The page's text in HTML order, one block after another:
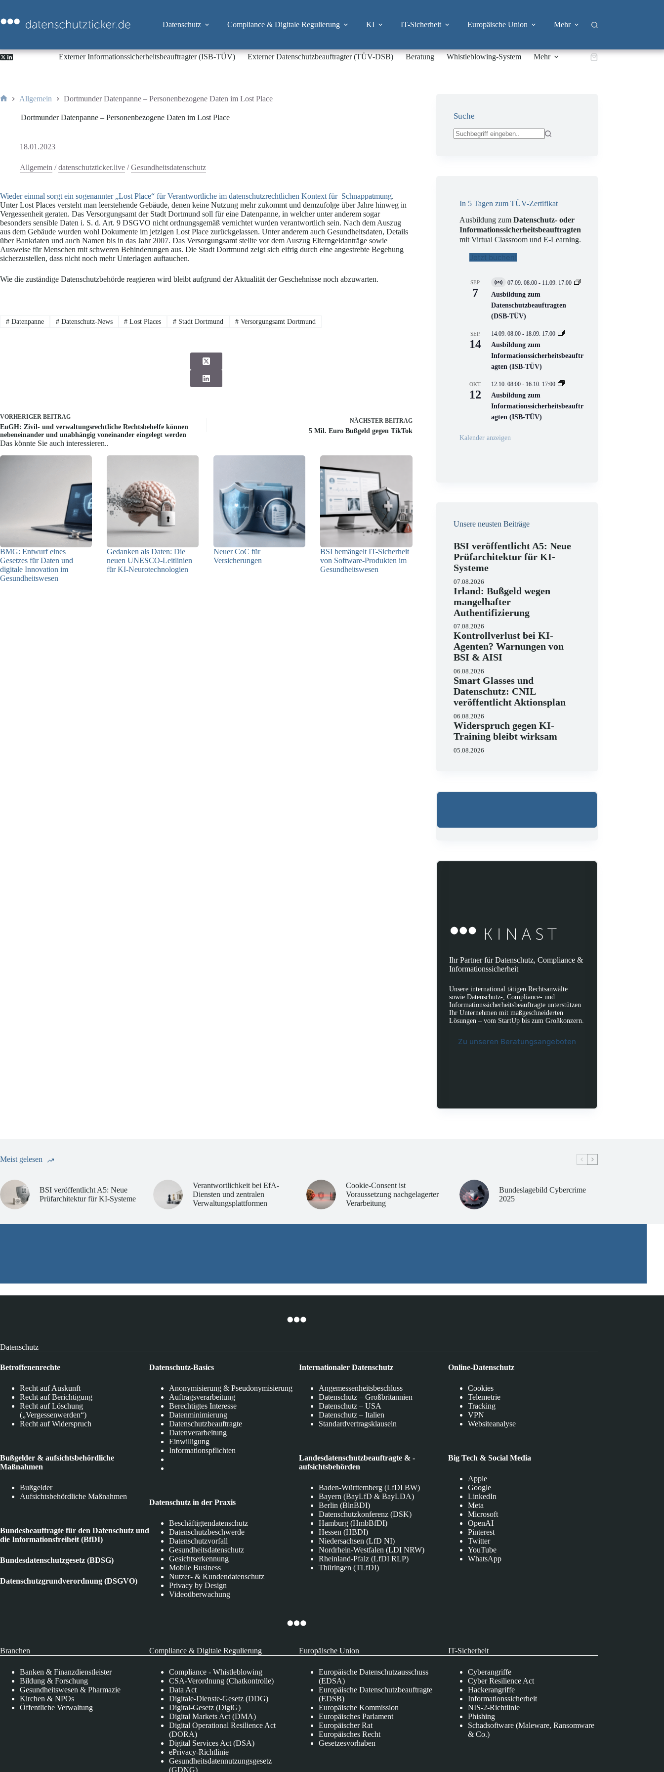
springen
Datenschutz Compliance & Digitale Regulierung KI IT-Sicherheit Europäische Union Mehr
Externer Informationssicherheitsbeauftragter (ISB-TÜV) Externer Datenschutzbeauftragter (TÜV-DSB) Beratung Whistleblowing-System Mehr Warenkorb
Allgemein Dortmunder Datenpanne – Personenbezogene Daten im Lost Place
Dortmunder Datenpanne – Personenbezogene Daten im Lost Place
18.01.2023
Allgemein /datenschutzticker.live /Gesundheitsdatenschutz
Wieder einmal sorgt ein sogenannter „Lost Place“ für Verantwortliche im datenschutzrechtlichen Kontext für Schnappatmung.
Unter Lost Places versteht man leerstehende Gebäude, denen keine Nutzung mehr zukommt und demzufolge über Jahre hinweg in
Vergessenheit geraten. Das Versorgungsamt der Stadt Dortmund soll für eine Datenpanne, in welcher unter anderem sogar
besonders sensible Daten i. S. d. Art. 9 DSGVO nicht ordnungsgemäß vernichtet wurden verantwortlich sein. Nach dem Auszug
aus dem Gebäude wurden wohl Dokumente im jetzigen Lost Place zurückgelassen. Unter anderem auch Gesundheitsdaten, Details
über Bankdaten und auch Namen bis in das Jahr 2007. Das Versorgungsamt stellte vor dem Auszug Elterngeldanträge sowie
Ausweise für Menschen mit schweren Behinderungen aus. Die Stadt Dortmund zeigt sich eifrig durch eine angestrebte Begehung
sicherzustellen, dass nicht noch mehr Unterlagen auftauchen.
Wie die zuständige Datenschutzbehörde reagieren wird bleibt aufgrund der Aktualität der Geschehnisse noch abzuwarten.
#Datenpanne #Datenschutz-News # Lost Places # Stadt Dortmund # Versorgungsamt Dortmund
VORHERIGER BEITRAG
EuGH: Zivil- und verwaltungsrechtliche Rechtsbehelfe können
nebeneinander und unabhängig voneinander eingelegt werden
NÄCHSTER BEITRAG
5 Mil. Euro Bußgeld gegen TikTok
Das könnte Sie auch interessieren..
BMG: Entwurf eines
Gesetzes für Daten und
digitale Innovation im
Gesundheitswesen
Gedanken als Daten: Die
neuen UNESCO-Leitlinien
für KI-Neurotechnologien
Neuer CoC für
Versicherungen
BSI bemängelt IT-Sicherheit
von Software-Produkten im
Gesundheitswesen
Suche
In 5 Tagen zum TÜV-Zertifikat
Ausbildung zumDatenschutz- oder
Informationssicherheitsbeauftragten
mit Virtual Classroom und E-Learning.
Jetzt buchen!
SEP.
7
V
i
t
u
l
V
e
r
n
s
t
a
t
n
07.09. 08:00 - 11.09. 17:00
Ausbildung zum
Datenschutzbeauftragten
(DSB-TÜV)
SEP.
14
14.09. 08:00 - 18.09. 17:00
Ausbildung zum
Informationssicherheitsbeauftr
agten (ISB-TÜV)
OKT.
12
12.10. 08:00 - 16.10. 17:00
Ausbildung zum
Informationssicherheitsbeauftr
agten (ISB-TÜV)
Kalender anzeigen
Unsere neusten Beiträge
BSI veröffentlicht A5: Neue
Prüfarchitektur für KI-
Systeme
07.08.2026
Irland: Bußgeld wegen
mangelhafter
Authentifizierung
07.08.2026
Kontrollverlust bei KI-
Agenten? Warnungen von
BSI & AISI
06.08.2026
Smart Glasses und
Datenschutz: CNIL
veröffentlicht Aktionsplan
06.08.2026
Widerspruch gegen KI-
Training bleibt wirksam
05.08.2026
Ihr Partner für Datenschutz, Compliance &
Informationssicherheit
Unsere international tätigen Rechtsanwälte
sowie Datenschutz-, Compliance- und
Informationssicherheitsbeauftragte unterstützen
Ihr Unternehmen mit maßgeschneiderten
Lösungen – vom StartUp bis zum Großkonzern.
Zu unseren Beratungsangeboten
Meist gelesen
BSI veröffentlicht A5: Neue
Prüfarchitektur für KI-Systeme
Verantwortlichkeit bei EfA-
Diensten und zentralen
Verwaltungsplattformen
Cookie-Consent ist
Voraussetzung nachgelagerter
Verarbeitung
Bundeslagebild Cybercrime
2025
Datenschutz
Betroffenenrechte
Recht auf Auskunft
Recht auf Berichtigung
Recht auf Löschung
(„Vergessenwerden“)
Recht auf Widerspruch
Bußgelder & aufsichtsbehördliche
Maßnahmen
Bußgelder
Aufsichtsbehördliche Maßnahmen
Bundesbeauftragte für den Datenschutz und
die Informationsfreiheit (BfDI)
Bundesdatenschutzgesetz (BDSG)
Datenschutzgrundverordnung (DSGVO)
Datenschutz-Basics
Anonymisierung & Pseudonymisierung
Auftragsverarbeitung
Berechtigtes Interesse
Datenminimierung
Datenschutzbeauftragte
Datenverarbeitung
Einwilligung
Informationspflichten
Datenschutz in der Praxis
Beschäftigtendatenschutz
Datenschutzbeschwerde
Datenschutzvorfall
Gesundheitsdatenschutz
Gesichtserkennung
Mobile Business
Nutzer- & Kundendatenschutz
Privacy by Design
Videoüberwachung
Internationaler Datenschutz
Angemessenheitsbeschluss
Datenschutz – Großbritannien
Datenschutz – USA
Datenschutz – Italien
Standardvertragsklauseln
Landesdatenschutzbeauftragte & -
aufsichtsbehörden
Baden-Württemberg (LfDI BW)
Bayern (BayLfD & BayLDA)
Berlin (BlnBDI)
Datenschutzkonferenz (DSK)
Hamburg (HmbBfDI)
Hessen (HBDI)
Niedersachsen (LfD NI)
Nordrhein-Westfalen (LDI NRW)
Rheinland-Pfalz (LfDI RLP)
Thüringen (TLfDI)
Online-Datenschutz
Cookies
Telemetrie
Tracking
VPN
Websiteanalyse
Big Tech & Social Media
Apple
Google
LinkedIn
Meta
Microsoft
OpenAI
Pinterest
Twitter
YouTube
WhatsApp
Branchen
Banken & Finanzdienstleister
Bildung & Forschung
Gesundheitswesen & Pharmazie
Kirchen & NPOs
Öffentliche Verwaltung
Compliance & Digitale Regulierung
Compliance - Whistleblowing
CSA-Verordnung (Chatkontrolle)
Data Act
Digitale-Dienste-Gesetz (DDG)
Digital-Gesetz (DigiG)
Digital Markets Act (DMA)
Digital Operational Resilience Act
(DORA)
Digital Services Act (DSA)
ePrivacy-Richtlinie
Gesundheitsdatennutzungsgesetz
(GDNG)
Europäische Union
Europäische Datenschutzausschuss
(EDSA)
Europäische Datenschutzbeauftragte
(EDSB)
Europäische Kommission
Europäisches Parlament
Europäischer Rat
Europäisches Recht
Gesetzesvorhaben
IT-Sicherheit
Cyberangriffe
Cyber Resilience Act
Hackerangriffe
Informationssicherheit
NIS-2-Richtlinie
Phishing
Schadsoftware (Maleware, Ransomware
& Co.)